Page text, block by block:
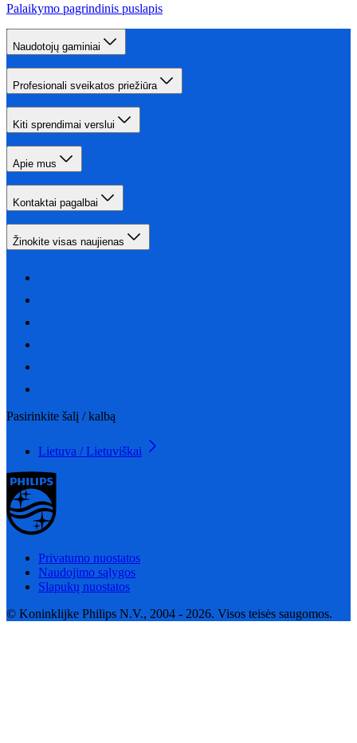
Palaikymo pagrindinis puslapis
Naudotojų gaminiai
Profesionali sveikatos priežiūra
Kiti sprendimai verslui
Apie mus
Kontaktai pagalbai
Žinokite visas naujienas
Pasirinkite šalį / kalbą
Lietuva / Lietuviškai
Privatumo nuostatos
Naudojimo sąlygos
Slapukų nuostatos
© Koninklijke Philips N.V., 2004 - 2026. Visos teisės saugomos.